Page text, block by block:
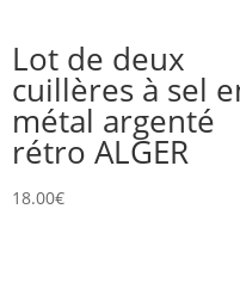
Lot de deux
cuillères à sel
métal argenté
rétro ALGER
18.00€